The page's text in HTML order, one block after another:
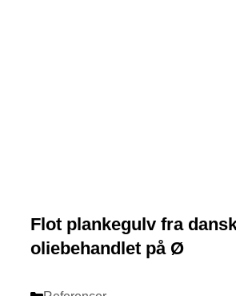
Flot plankegulv fra
oliebehandlet på Ø